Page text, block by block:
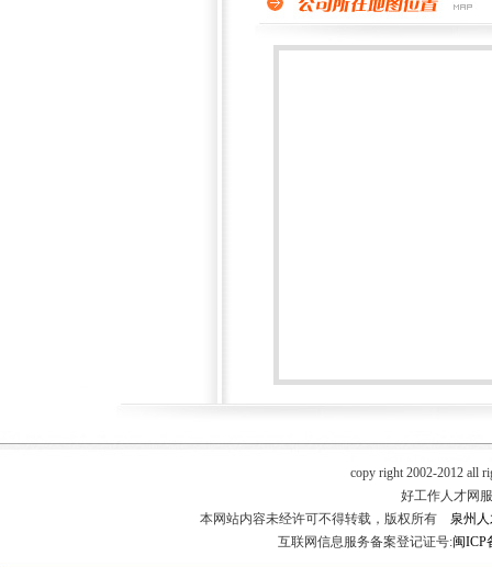
copy right 2002-2012 all
好工作人才网
本网站内容未经许可不得转载，版权所有
泉州
互联网信息服务备案登记证号:闽ICP